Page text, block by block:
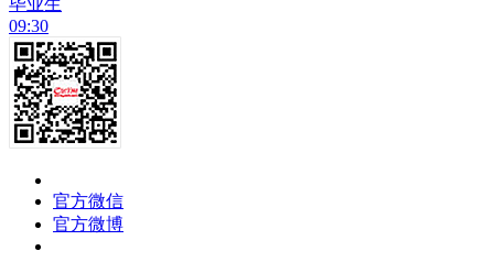
毕业生
09:30
官方微信
官方微博